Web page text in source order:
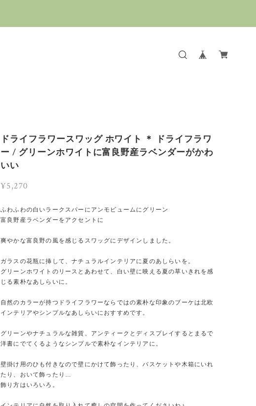
ドライフラワースワッグ ホワイト ＊ ドライフラワ
ー / グリーンホワイトに富良野産ラベンダーがかわ
いい
¥5,270
ふわふわの白いラークスパーにアンモビュームにグリーン
富良野産ラベンダーをアクセントに
爽やかな富良野の風を感じるスワッグにデザインしました。
ガラスの花瓶に挿して、ナチュラルインテリアに夏のあしらいを。
グリーンホワイトのリースとあわせて、白い壁に映える夏の草いきれを感
じる素朴なあしらいに。
自然のカラーが持つドライフラワーならではの素朴な印象のブーケは北欧
インテリアやシンプルなあしらいにおすすめです。
グリーンやナチュラルな雑貨、アンティークとディスプレイするとまるで
洋書にでてくるようなシンプルで素朴なインテリアに。
壁掛け用のひも付きなので壁にかけて飾ったり、バスケットや木箱にいれ
たり、おいて飾ったり…
飾り方はいろいろ。